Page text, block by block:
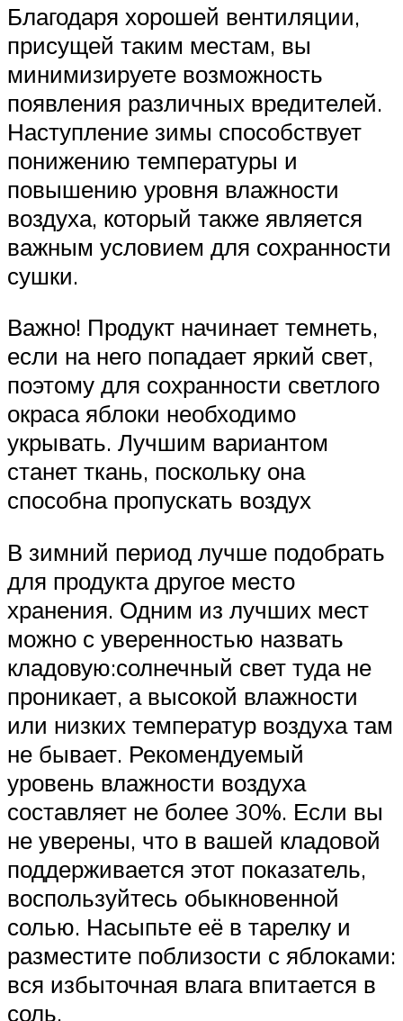
Благодаря хорошей вентиляции,
присущей таким местам, вы
минимизируете возможность
появления различных вредителей.
Наступление зимы способствует
понижению температуры и
повышению уровня влажности
воздуха, который также является
важным условием для сохранности
сушки.
Важно! Продукт начинает темнеть,
если на него попадает яркий свет,
поэтому для сохранности светлого
окраса яблоки необходимо
укрывать. Лучшим вариантом
станет ткань, поскольку она
способна пропускать воздух
В зимний период лучше подобрать
для продукта другое место
хранения. Одним из лучших мест
можно с уверенностью назвать
кладовую:солнечный свет туда не
проникает, а высокой влажности
или низких температур воздуха там
не бывает. Рекомендуемый
уровень влажности воздуха
составляет не более 30%. Если вы
не уверены, что в вашей кладовой
поддерживается этот показатель,
воспользуйтесь обыкновенной
солью. Насыпьте её в тарелку и
разместите поблизости с яблоками:
вся избыточная влага впитается в
соль.